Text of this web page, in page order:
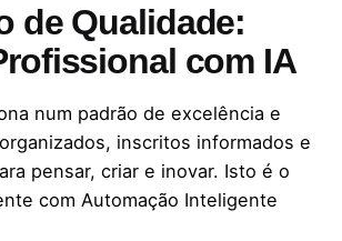
de Qualidade:
com IA
num padrão de excelência e
inscritos informados e
pensar, criar e inovar. Isto é o
com Automação Inteligente